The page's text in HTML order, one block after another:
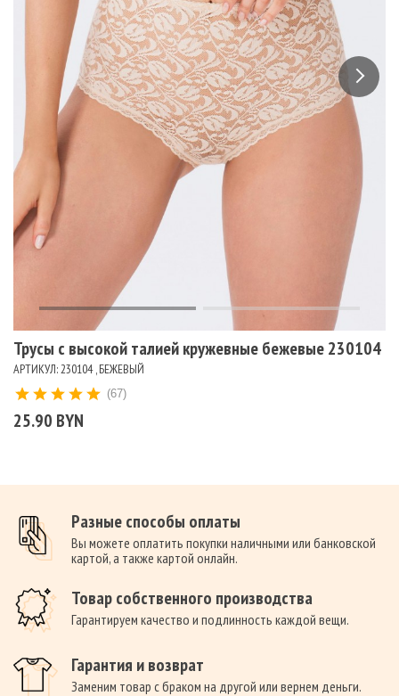
Трусы с высокой талией кружевные бежевые 230104
АРТИКУЛ: 230104 , БЕЖЕВЫЙ
25.90 BYN
(67)
Разные способы оплаты
Вы можете оплатить покупки наличными или банковской
картой, а также картой онлайн.
Товар собственного производства
Гарантируем качество и подлинность каждой вещи.
Гарантия и возврат
Заменим товар с браком на другой или вернем деньги.